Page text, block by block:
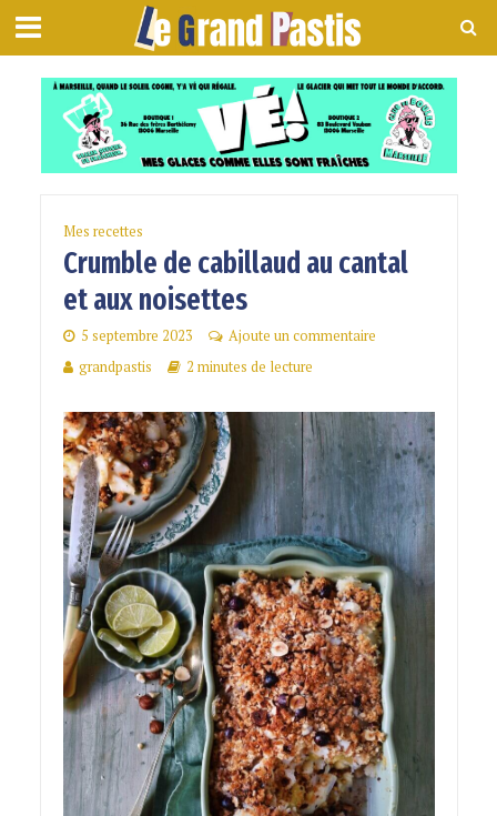
Mes recettes
Crumble de cabillaud au cantal
et aux noisettes
5 septembre 2023
Ajoute un commentaire
grandpastis
2 minutes de lecture